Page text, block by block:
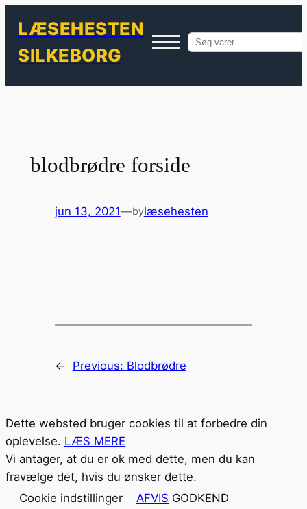
LÆSEHESTEN
SILKEBORG
Søg
blodbrødre forside
jun 13, 2021—bylæsehesten
← Previous: Blodbrødre
Dette websted bruger cookies til at forbedre din
oplevelse. LÆS MERE
Vi antager, at du er ok med dette, men du kan
fravælge det, hvis du ønsker dette.
Cookie indstillinger
AFVIS GODKEND